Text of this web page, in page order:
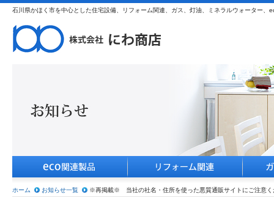
石川県かほく市を中心とした住宅設備、リフォーム関連、ガス、灯油、ミネラルウォーター、
ホーム お知らせ一覧 ※再掲載※ 当社の社名・住所を使った悪質通販サイトにご注意く